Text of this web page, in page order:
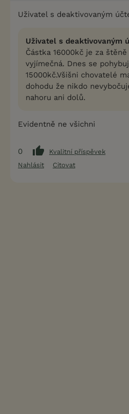
Uživatel s deaktivovaným
Uživatel s deaktivovaným
Částka 16000kč je za
vyjímečná. Dnes se
15000kč.Všišni chovatelé
dohodu že nikdo
nahoru ani dolů.
Evidentně ne všichni
0
Kvalitní příspěvek
Nahlásit
Citovat